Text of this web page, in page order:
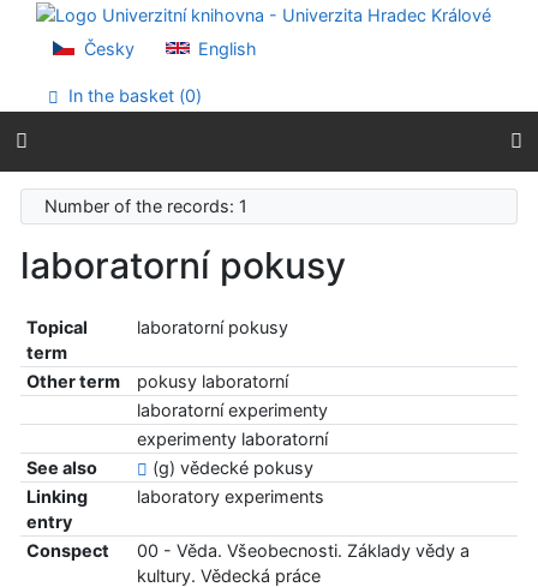
Go to content
Go to menu
Accessibility declaration
Česky English
In the basket (0)
Number of the records: 1
laboratorní pokusy
Topical
term
laboratorní pokusy
Other term
pokusy laboratorní
laboratorní experimenty
experimenty laboratorní
See also
(g) vědecké pokusy
Linking
entry
laboratory experiments
Conspect
00 - Věda. Všeobecnosti. Základy vědy a
kultury. Vědecká práce